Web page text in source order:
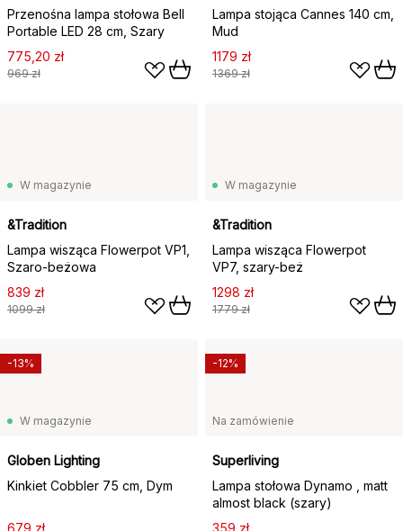
Przenośna lampa stołowa Bell
Portable LED 28 cm, Szary
775,20 zł
969 zł
Lampa stojąca Cannes 140 cm,
Mud
1179 zł
1369 zł
W magazynie
&Tradition
Lampa wisząca Flowerpot VP1,
Szaro-beżowa
839 zł
1099 zł
W magazynie
&Tradition
Lampa wisząca Flowerpot
VP7, szary-beż
1298 zł
1779 zł
W magazynie
Globen Lighting
Kinkiet Cobbler 75 cm, Dym
679 zł
-13%
Na zamówienie
Superliving
Lampa stołowa Dynamo , matt
almost black (szary)
359 zł
-12%